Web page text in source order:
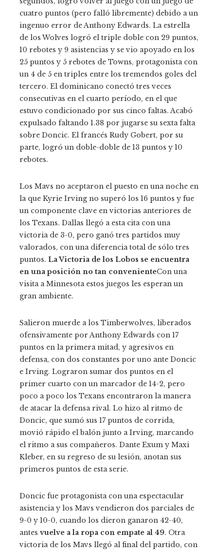
cuatro puntos (pero falló libremente) debido a un
ingenuo error de Anthony Edwards. La estrella
de los Wolves logró el triple doble con 29 puntos,
10 rebotes y 9 asistencias y se vio apoyado en los
25 puntos y 5 rebotes de Towns, protagonista con
un 4 de 5 en triples entre los tremendos goles del
tercero. El dominicano conectó tres veces
consecutivas en el cuarto período, en el que
estuvo condicionado por sus cinco faltas. Acabó
expulsado faltando 1.38 por jugarse su sexta falta
sobre Doncic. El francés Rudy Gobert, por su
parte, logró un doble-doble de 13 puntos y 10
rebotes.
Los Mavs no aceptaron el puesto en una noche en
la que Kyrie Irving no superó los 16 puntos y fue
un componente clave en victorias anteriores de
los Texans. Dallas llegó a esta cita con una
victoria de 3-0, pero ganó tres partidos muy
valorados, con una diferencia total de sólo tres
puntos. La Victoria de los Lobos se encuentra
en una posición no tan convenienteCon una
visita a Minnesota estos juegos les esperan un
gran ambiente.
Salieron muerde a los Timberwolves, liberados
ofensivamente por Anthony Edwards con 17
puntos en la primera mitad, y agresivos en
defensa, con dos constantes por uno ante Doncic
e Irving. Lograron sumar dos puntos en el
primer cuarto con un marcador de 14-2, pero
poco a poco los Texans encontraron la manera
de atacar la defensa rival. Lo hizo al ritmo de
Doncic, que sumó sus 17 puntos de corrida,
movió rápido el balón junto a Irving, marcando
el ritmo a sus compañeros. Dante Exum y Maxi
Kleber, en su regreso de su lesión, anotan sus
primeros puntos de esta serie.
Doncic fue protagonista con una espectacular
asistencia y los Mavs vendieron dos parciales de
9-0 y 10-0, cuando los dieron ganaron 42-40,
antes vuelve a la ropa con empate al 49. Otra
victoria de los Mavs llegó al final del partido, con